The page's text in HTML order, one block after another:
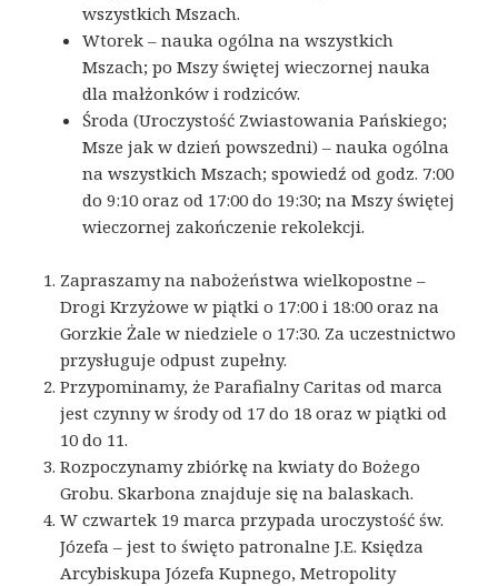
wszystkich Mszach.
Wtorek – nauka ogólna na wszystkich
Mszach; po Mszy świętej wieczornej nauka
dla małżonków i rodziców.
Środa (Uroczystość Zwiastowania Pańskiego;
Msze jak w dzień powszedni) – nauka ogólna
na wszystkich Mszach; spowiedź od godz. 7:00
do 9:10 oraz od 17:00 do 19:30; na Mszy świętej
wieczornej zakończenie rekolekcji.
Zapraszamy na nabożeństwa wielkopostne –
Drogi Krzyżowe w piątki o 17:00 i 18:00 oraz na
Gorzkie Żale w niedziele o 17:30. Za uczestnictwo
przysługuje odpust zupełny.
Przypominamy, że Parafialny Caritas od marca
jest czynny w środy od 17 do 18 oraz w piątki od
10 do 11.
Rozpoczynamy zbiórkę na kwiaty do Bożego
Grobu. Skarbona znajduje się na balaskach.
W czwartek 19 marca przypada uroczystość św.
Józefa – jest to święto patronalne J.E. Księdza
Arcybiskupa Józefa Kupnego, Metropolity